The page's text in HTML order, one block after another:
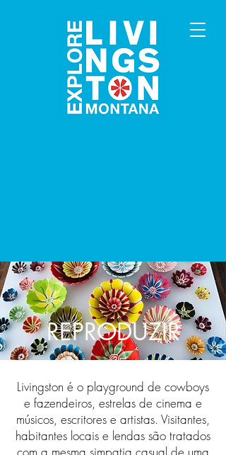
REPRODUZIR
Livingston é o playground de cowboys
e fazendeiros, estrelas de cinema e
músicos, escritores e artistas. Visitantes,
habitantes locais e lendas são tratados